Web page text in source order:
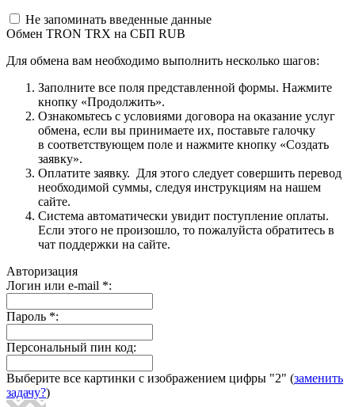
Не запоминать введенные данные
Обмен TRON TRX на СБП RUB
Для обмена вам необходимо выполнить несколько шагов:
Заполните все поля представленной формы. Нажмите
кнопку «Продолжить».
Ознакомьтесь с условиями договора на оказание услуг
обмена, если вы принимаете их, поставьте галочку
в соответствующем поле и нажмите кнопку «Создать
заявку».
Оплатите заявку. Для этого следует совершить перевод
необходимой суммы, следуя инструкциям на нашем
сайте.
Система автоматически увидит поступление оплаты.
Если этого не произошло, то пожалуйста обратитесь в
чат поддержки на сайте.
Авторизация
Логин или e-mail *:
Пароль *:
Персональный пин код:
Выберите все картинки с изображением цифры "2" (заменить
задачу?)